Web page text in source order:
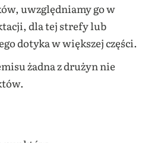
uwzględniamy go w
dla tej strefy lub
dotyka w większej części.
żadna z drużyn nie